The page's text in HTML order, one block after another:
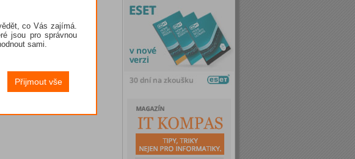
co Vás zajímá.
jsou pro správnou
sami.
Přijmout vše